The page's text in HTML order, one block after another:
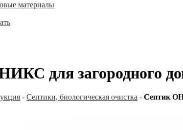
материалы
для загородного
- Септики, биологическая очистка - Септик